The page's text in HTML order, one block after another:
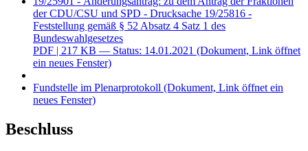
der CDU/CSU und SPD - Drucksache 19/25816 -
Feststellung gemäß § 52 Absatz 4 Satz 1 des
Bundeswahlgesetzes
PDF | 217 KB — Status: 14.01.2021 (Dokument, Link öffnet
ein neues Fenster)
Fundstelle im Plenarprotokoll (Dokument, Link öffnet ein
neues Fenster)
Beschluss